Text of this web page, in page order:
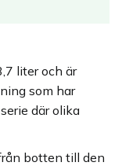
liter och är
som har
där olika
botten till den